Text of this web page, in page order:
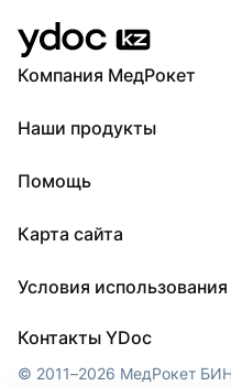
Компания МедРокет
О YDoc
Наши продукты
ПроТаблетки
МедТочка
Помощь
Регистрация врача
Карта сайта
Регионы
Клиники
Условия использования
Обработка
Контакты YDoc
© 2011–2026 МедРокет